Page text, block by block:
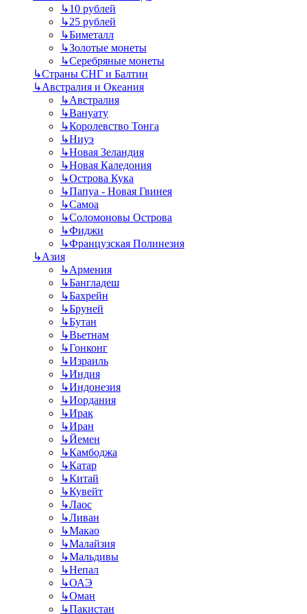
↳10 рублей
↳25 рублей
↳Биметалл
↳Золотые монеты
↳Серебряные монеты
↳Страны СНГ и Балтии
↳Австралия и Океания
↳Австралия
↳Вануату
↳Королевство Тонга
↳Ниуэ
↳Новая Зеландия
↳Новая Каледония
↳Острова Кука
↳Папуа - Новая Гвинея
↳Самоа
↳Соломоновы Острова
↳Фиджи
↳Французская Полинезия
↳Азия
↳Армения
↳Бангладеш
↳Бахрейн
↳Бруней
↳Бутан
↳Вьетнам
↳Гонконг
↳Израиль
↳Индия
↳Индонезия
↳Иордания
↳Ирак
↳Иран
↳Йемен
↳Камбоджа
↳Катар
↳Китай
↳Кувейт
↳Лаос
↳Ливан
↳Макао
↳Малайзия
↳Мальдивы
↳Непал
↳ОАЭ
↳Оман
↳Пакистан